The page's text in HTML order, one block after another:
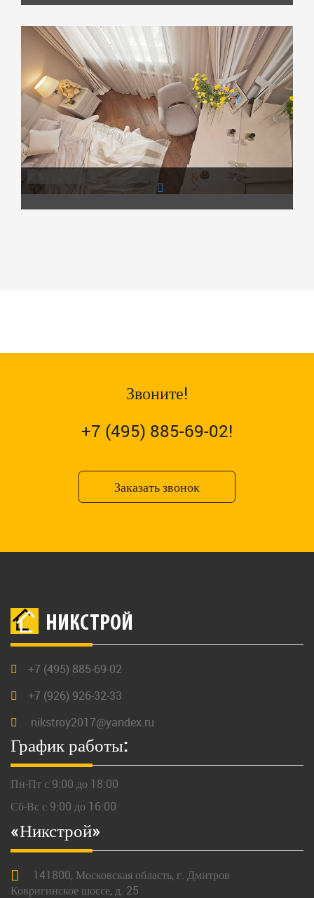
Звоните!
+7 (495) 885-69-02!
Заказать звонок
НИКСТРОЙ
+7 (495) 885-69-02
+7 (926) 926-32-33
nikstroy2017@yandex.ru
График работы:
Пн-Пт с 9:00 до 18:00
Сб-Вс с 9:00 до 16:00
«Никстрой»
141800, Московская область, г. Дмитров
Ковригинское шоссе, д. 25